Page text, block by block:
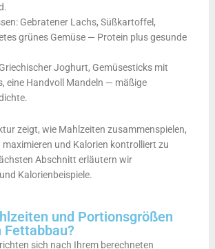
Gebratener Lachs, Süßkartoffel,
grünes Gemüse — Protein plus gesunde
Joghurt, Gemüsesticks mit
eine Handvoll Mandeln — mäßige
zeigt, wie Mahlzeiten zusammenspielen,
und Kalorien kontrolliert zu
Abschnitt erläutern wir
Kalorienbeispiele.
und Portionsgrößen
sich nach Ihrem berechneten